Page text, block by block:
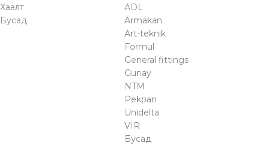
Хаалт
Бусад
ADL
Armakan
Art-teknik
Formul
General fittings
Gunay
NTM
Pekpan
Unidelta
VIR
Бусад